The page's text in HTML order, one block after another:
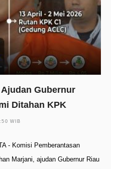
Gubernur
Ditahan KPK
WIB
- Komisi Pemberantasan
Marjani, ajudan Gubernur Riau